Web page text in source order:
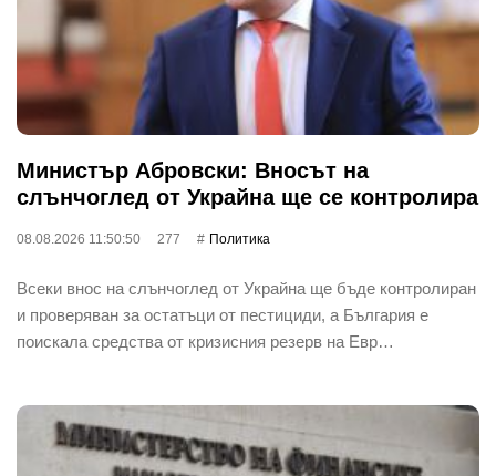
Министър Абровски: Вносът на
слънчоглед от Украйна ще се контролира
08.08.2026 11:50:50 277 Политика
Всеки внос на слънчоглед от Украйна ще бъде контролиран
и проверяван за остатъци от пестициди, а България е
поискала средства от кризисния резерв на Евр…